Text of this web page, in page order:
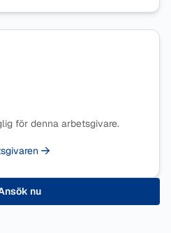
för denna arbetsgivare.
nu